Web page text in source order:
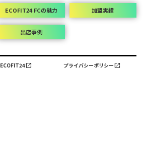
ECOFIT24 FCの魅力 加盟実績
出店事例
ECOFIT24open_in_new プライバシーポリシーopen_in_new